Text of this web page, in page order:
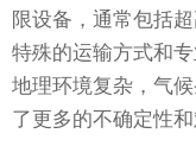
限设备，通常包括
特殊的运输方式和
地理环境复杂，气
了更多的不确定性和